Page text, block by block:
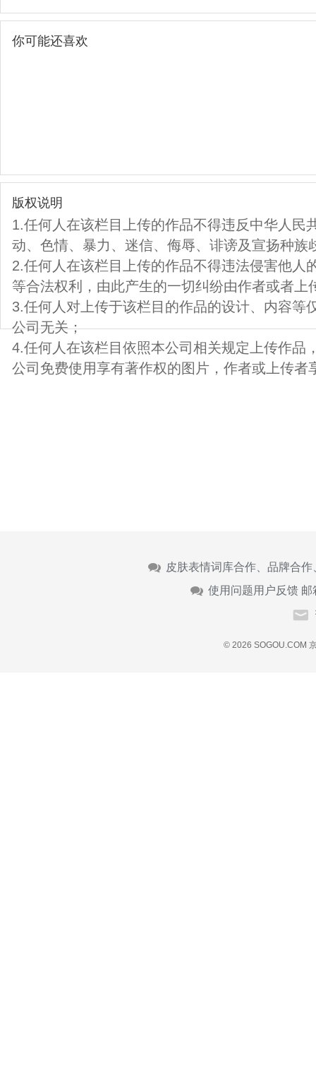
你可能还喜欢
版权说明
1.任何人在该栏目上传的作品不得违反中华人民
动、色情、暴力、迷信、侮辱、诽谤及宣扬种族
2.任何人在该栏目上传的作品不得违法侵害他人
等合法权利，由此产生的一切纠纷由作者或者上
3.任何人对上传于该栏目的作品的设计、内容等
公司无关；
4.任何人在该栏目依照本公司相关规定上传作品
公司免费使用享有著作权的图片，作者或上传者
皮肤表情词库合作、品牌合
使用问题用户反馈 邮
© 2026 SOGOU.COM